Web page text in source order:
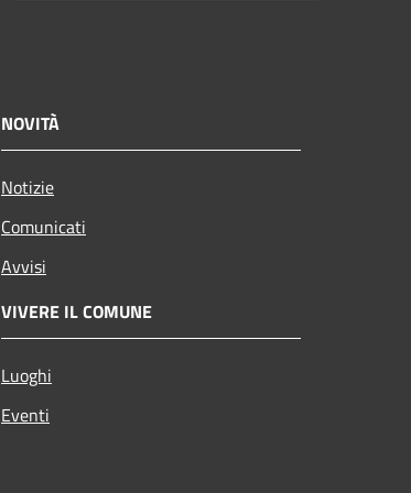
NOVITÀ
Notizie
Comunicati
Avvisi
VIVERE IL COMUNE
Luoghi
Eventi